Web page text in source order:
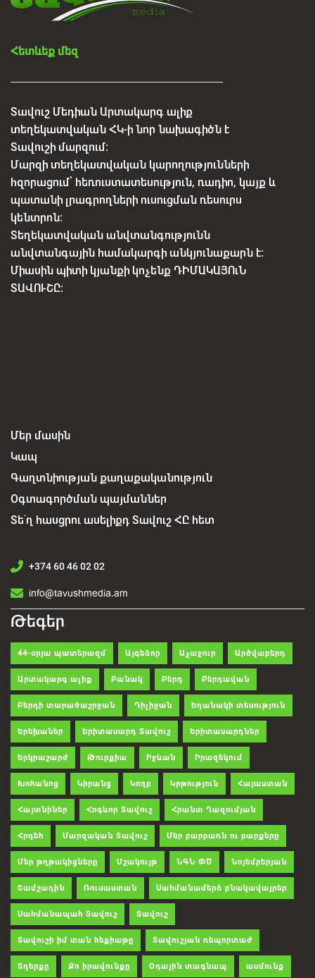
Հետևեք մեզ
Տավուշ Մեդիան Արտակարգ ալիք
տեղեկատվական ՀԿ-ի նոր նախագիծն է
Տավուշի մարզում:
Մարզի տեղեկատվական կարողությունների
հզորացում՝ հեռուստատեսություն, ռադիո, կայք և
պատանի լրագրողների ուսուցման ռեսուրս
կենտրոն:
Տեղեկատվական անվտանգությունն
անվտանգային համակարգի անկյունաքարն է:
Միասին պիտի կյանքի կոչենք ԴԻՄԱԿԱՅՈւՆ
ՏԱՎՈՒՇԸ:
Մեր մասին
Կապ
Գաղտնիության քաղաքականություն
Օգտագործման պայմաններ
Տե՛ղ հասցրու ասելիքդ Տավուշ ՀԸ հետ
+374 60 46 02 02
info@tavushmedia.am
Թեգեր
44-օրյա պատերազմ Այգեձոր Աչաջուր Արծվաբերդ
Արտակարգ ալիք Բանակ Բերդ Բերդավան
Բերդի տարածաշրջան Դիլիջան Եղանակի տեսություն
Երեխաներ Երիտասարդ Տավուշ Երիտասարդներ
Երկրաշարժ Թուրքիա Իջևան Իրազեկում
Խոհանոց Կիրանց Կողբ Կրթություն Հայաստան
Հայտնիներ Հոգևոր Տավուշ Հրանտ Ղազումյան
Հրդեհ Մարզական Տավուշ Մեր բարբառն ու բարքերը
Մեր թղթակիցները Մշակույթ ՆԳՆ ՓԾ Նոյեմբերյան
Շամշադին Ռուսաստան Սահմանամերձ բնակավայրեր
Սահմանապահ Տավուշ Տավուշ
Տավուշի իմ տան հեքիաթը Տավուշյան ռեպորտաժ
Տղերքը Քո իրավունքը Օդային տագնապ ասմունք